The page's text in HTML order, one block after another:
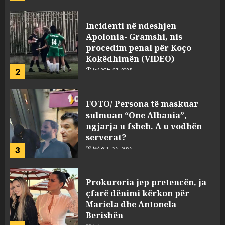
2
Incidenti në ndeshjen
Apolonia- Gramshi, nis
procedim penal për Koço
Kokëdhimën (VIDEO)
MARCH 27, 2025
3
FOTO/ Persona të maskuar
sulmuan “One Albania”,
ngjarja u fsheh. A u vodhën
serverat?
MARCH 25, 2025
Prokuroria jep pretencën, ja
çfarë dënimi kërkon për
Mariela dhe Antonela
Berishën